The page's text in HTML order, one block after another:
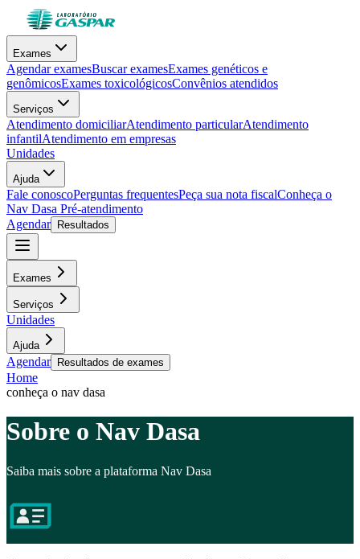
Exames
Agendar examesBuscar examesExames genéticos e
genômicosExames toxicológicosConvênios atendidos
Serviços
Atendimento domiciliarAtendimento particularAtendimento
infantilAtendimento em empresas
Unidades
Ajuda
Fale conoscoPerguntas frequentesPeça sua nota fiscalConheça o
Nav Dasa Pré-atendimento
Agendar
Resultados
Exames
Serviços
Unidades
Ajuda
Agendar Resultados de exames
Home
conheça o nav dasa
Sobre o Nav Dasa
Saiba mais sobre a plataforma Nav Dasa